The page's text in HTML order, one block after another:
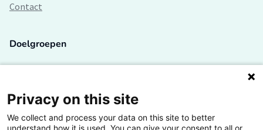
Contact
Doelgroepen
Lectoren en onderzoekers
Bedrijven
Privacy on this site
We collect and process your data on this site to better
understand how it is used. You can give your consent to all or